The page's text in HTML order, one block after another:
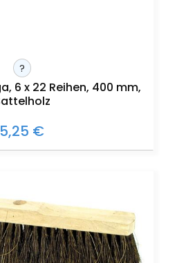
?
6 x 22 Reihen, 400 mm,
5,25 €